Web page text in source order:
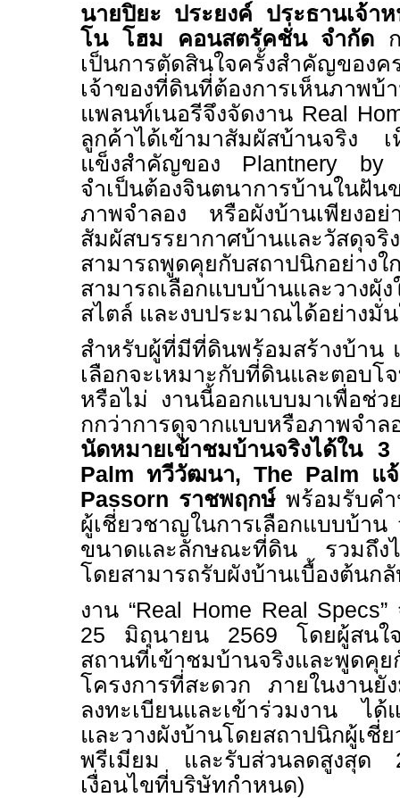
นายปิยะ ประยงค์ ประธานเจ้
โน โฮม คอนสตรัคชั่น จำกัด
เป็นการตัดสินใจครั้งสำคัญขอ
เจ้าของที่ดินที่ต้องการเห็นภาพบ้
แพลนท์เนอรีจึงจัดงาน Real
ลูกค้าได้เข้ามาสัมผัสบ้านจริง
แข็งสำคัญของ Plantnery by
จำเป็นต้องจินตนาการบ้านในฝั
ภาพจำลอง หรือผังบ้านเพียงอย่
สัมผัสบรรยากาศบ้านและวัสดุ
สามารถพูดคุยกับสถาปนิกอย่
สามารถเลือกแบบบ้านและวาง
สไตล์ และงบประมาณได้อย่างมั่
สำหรับผู้ที่มีที่ดินพร้อมสร้างบ้าน
เลือกจะเหมาะกับที่ดินและตอบโ
หรือไม่ งานนี้ออกแบบมาเพื่อช่ว
กกว่าการดูจากแบบหรือภาพจำ
นัดหมายเข้าชมบ้านจริงได้ใน 3
Palm ทวีวัฒนา, The Palm แ
Passorn ราชพฤกษ์ พร้อมรับค
ผู้เชี่ยวชาญในการเลือกแบบบ้าน
ขนาดและลักษณะที่ดิน รวมถึงไ
โดยสามารถรับผังบ้านเบื้องต้นก
งาน “Real Home Real Specs”
25 มิถุนายน 2569 โดยผู้สนใจ
สถานที่เข้าชมบ้านจริงและพูดคุ
โครงการที่สะดวก ภายในงานยั
ลงทะเบียนและเข้าร่วมงาน ไ
และวางผังบ้านโดยสถาปนิกผู้เ
พรีเมียม และรับส่วนลดสูงสุ
เงื่อนไขที่บริษัทกำหนด)